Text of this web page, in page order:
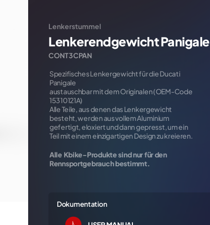
Panigale
Lenkerstummel
Lenkerendgewicht Panigale
CONT3CPAN
Spezifisches Lenkergewicht für die Ducati
Panigale
austauschbar mit dem Originalen (OEM-Code
15310121A)
Alle Teile, aus denen das Lenkergewicht
besteht, werden aus vollem Aluminium
gefertigt, eloxiert und dann gepresst, um ein
Teil mit einem einzigartigen Design zu kreieren.
Alle Kbike-Produkte sind nur für den
Rennsportgebrauch bestimmt.
Dokumentation